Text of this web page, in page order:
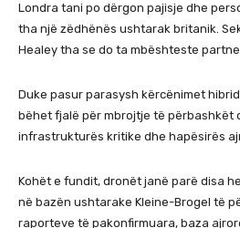
Londra tani po dërgon pajisje dhe
tha një zëdhënës ushtarak britanik.
Healey tha se do ta mbështeste
Duke pasur parasysh kërcënimet
bëhet fjalë për mbrojtje të përbashkët
infrastrukturës kritike dhe hapësirës
Kohët e fundit, dronët janë parë disa
në bazën ushtarake Kleine-Brogel të
raporteve të pakonfirmuara, baza